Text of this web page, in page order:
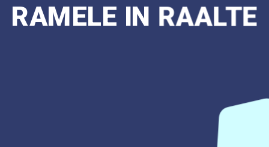
RAMELE IN RAALTE